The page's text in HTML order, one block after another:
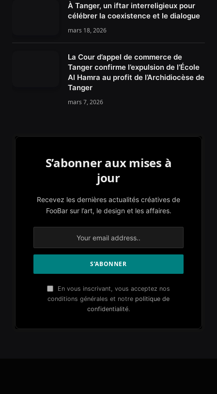
À Tanger, un iftar interreligieux pour
célébrer la coexistence et le dialogue
mars 18, 2026
La Cour d’appel de commerce de
Tanger confirme l’expulsion de l’École
Al Hamra au profit de l’Archidiocèse de
Tanger
mars 7, 2026
S’abonner aux mises à
jour
Recevez les dernières actualités créatives de
FooBar sur l’art, le design et les affaires.
En vous inscrivant, vous acceptez nos
conditions générales et notre politique de
confidentialité.